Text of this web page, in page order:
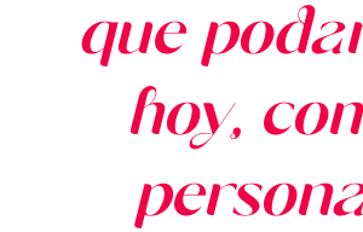
que
hoy,